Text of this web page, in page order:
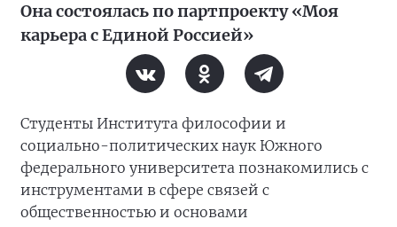
Она состоялась по партпроекту «Моя
карьера с Единой Россией»
Студенты Института философии и
социально-политических наук Южного
федерального университета познакомились с
инструментами в сфере связей с
общественностью и основами